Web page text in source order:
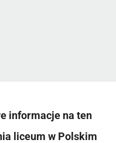
informacje na ten
liceum w Polskim